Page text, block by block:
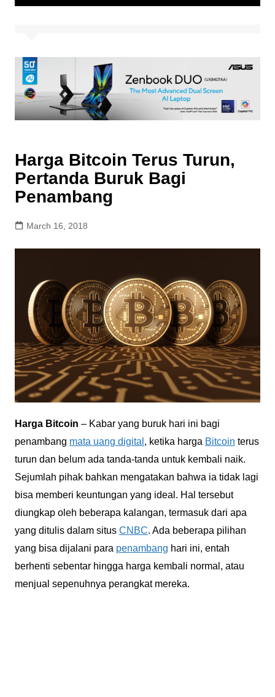
Harga Bitcoin Terus Turun,
Pertanda Buruk Bagi
Penambang
March 16, 2018
Harga Bitcoin – Kabar yang buruk hari ini bagi
penambang mata uang digital , ketika harga Bitcoin terus
turun dan belum ada tanda-tanda untuk kembali naik.
Sejumlah pihak bahkan mengatakan bahwa ia tidak lagi
bisa memberi keuntungan yang ideal. Hal tersebut
diungkap oleh beberapa kalangan, termasuk dari apa
yang ditulis dalam situs CNBC. Ada beberapa pilihan
yang bisa dijalani para penambang hari ini, entah
berhenti sebentar hingga harga kembali normal, atau
menjual sepenuhnya perangkat mereka.